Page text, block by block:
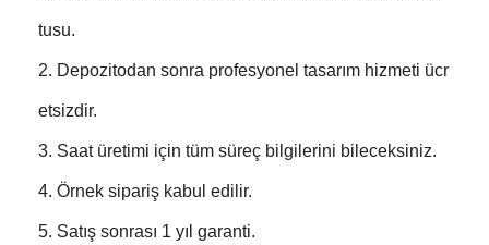
tusu.
2. Depozitodan sonra profesyonel tasarım hizmeti ücr
etsizdir.
3. Saat üretimi için tüm süreç bilgilerini bileceksiniz.
4. Örnek sipariş kabul edilir.
5. Satış sonrası 1 yıl garanti.